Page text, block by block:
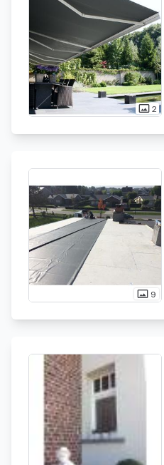
photo_size_select_actual2
photo_size_select_actual 9